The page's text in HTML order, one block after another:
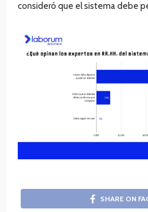
consideró que el sistema debe
SHARE ON